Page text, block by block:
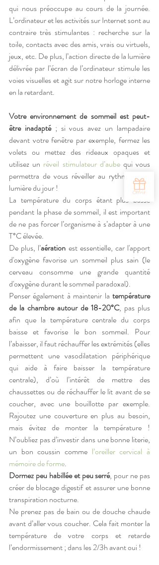
qui nous préoccupe au cours de la journée.
L’ordinateur et les activités sur Internet sont au
contraire très stimulantes : recherche sur la
toile, contacts avec des amis, vrais ou virtuels,
jeux, etc. De plus, l’action directe de la lumière
délivrée par l’écran de l’ordinateur stimule les
voies visuelles et agit sur notre horloge interne
en la retardant.
Votre environnement de sommeil est peut-
être inadapté ; si vous avez un lampadaire
devant votre fenêtre par exemple, fermez les
volets ou mettez des rideaux opaques et
utilisez un réveil stimulateur d’aube qui vous
permettra de vous réveiller au rythme de la
lumière du jour !
La température du corps étant plus basse
pendant la phase de sommeil, il est important
de ne pas forcer l’organisme à s’adapter à une
T°C élevée.
De plus, l’aération est essentielle, car l'apport
d'oxygène favorise un sommeil plus sain (le
cerveau consomme une grande quantité
d'oxygène durant le sommeil paradoxal).
Penser également à maintenir la température
de la chambre autour de 18-20°C, pas plus
afin que la température centrale du corps
baisse et favorise le bon sommeil. Pour
l’abaisser, il faut réchauffer les extrémités (elles
permettent une vasodilatation périphérique
qui aide à faire baisser la température
centrale), d’où l’intérêt de mettre des
chaussettes ou de réchauffer le lit avant de se
coucher, avec une bouillotte par exemple.
Rajoutez une couverture en plus au besoin,
mais évitez de monter la température !
N’oubliez pas d’investir dans une bonne literie,
un bon coussin comme l’oreiller cervical à
mémoire de forme.
Dormez peu habillée et peu serré, pour ne pas
créer de blocage digestif et assurer une bonne
transpiration nocturne.
Ne prenez pas de bain ou de douche chaude
avant d’aller vous coucher. Cela fait monter la
température de votre corps et retarde
l’endormissement ; dans les 2/3h avant oui !